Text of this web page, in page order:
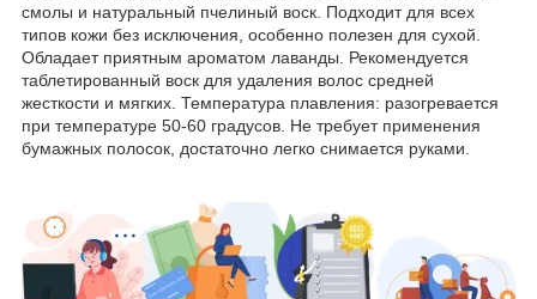
смолы и натуральный пчелиный воск. Подходит для всех
типов кожи без исключения, особенно полезен для сухой.
Обладает приятным ароматом лаванды. Рекомендуется
таблетированный воск для удаления волос средней
жесткости и мягких. Температура плавления: разогревается
при температуре 50-60 градусов. Не требует применения
бумажных полосок, достаточно легко снимается руками.